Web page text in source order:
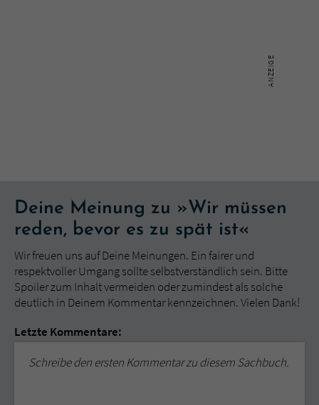
Deine Meinung zu »Wir müssen
reden, bevor es zu spät ist«
Wir freuen uns auf Deine Meinungen. Ein fairer und
respektvoller Umgang sollte selbstverständlich sein. Bitte
Spoiler zum Inhalt vermeiden oder zumindest als solche
deutlich in Deinem Kommentar kennzeichnen. Vielen Dank!
Letzte Kommentare:
Schreibe den ersten Kommentar zu diesem Sachbuch.